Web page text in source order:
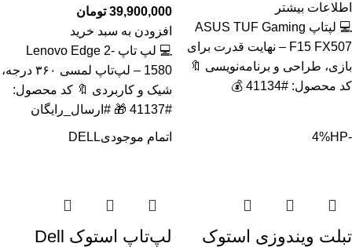
اطلاعات بیشتر
💻 لپتاپ ASUS TUF Gaming
F15 FX507 – نهایت قدرت برای
بازی، طراحی و برنامه‌نویسی 🔖
کد محصول: #41134 💰
39,900,000 تومان
افزودن به سبد خرید
💻 لپ تاپ Lenovo Edge 2-
1580 – لپ‌تاپ لمسی ۳۶۰ درجه،
شیک و کاربردی 🔖 کد محصول:
#41137 🎁 #ارسال_رایگان
-4%
HP
تبلت ویندوزی استوک
اتمام موجودیDELL
لپ‌تاپ استوک Dell